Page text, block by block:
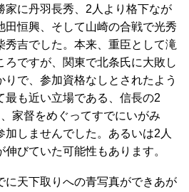
家に丹羽長秀、2人より格下なが
田恒興、そして山崎の合戦で光秀
秀吉でした。本来、重臣として滝
ろですが、関東で北条氏に大敗し
で、参加資格なしとされたよう
最も近い立場である、信長の2
家督をめぐってすでにいがみ
しませんでした。あるいは2人
びていた可能性もあります。
に天下取りへの青写真ができあが